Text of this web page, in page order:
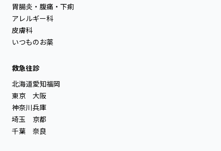
胃腸炎・腹痛・下痢
アレルギー科
皮膚科
いつものお薬
救急往診
北海道
東京
神奈川
埼玉
千葉
愛知
大阪
兵庫
京都
奈良
福岡